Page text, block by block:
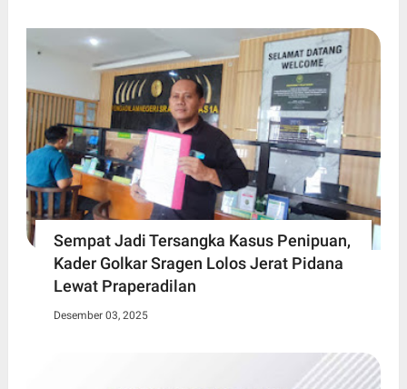
Sempat Jadi Tersangka Kasus Penipuan,
Kader Golkar Sragen Lolos Jerat Pidana
Lewat Praperadilan
Desember 03, 2025